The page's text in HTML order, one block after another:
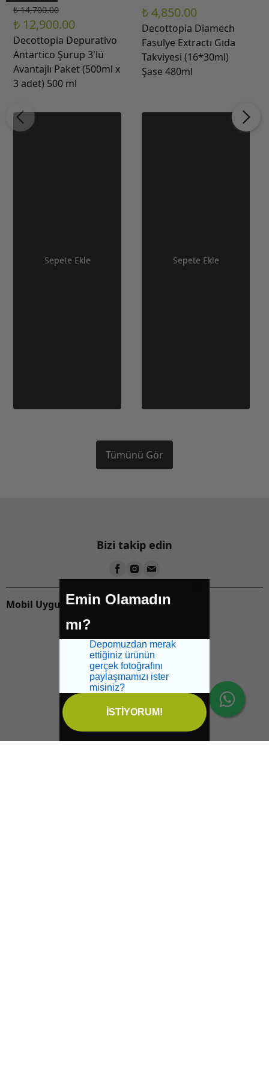
₺ 14,700.00
₺ 12,900.00
Decottopia Depurativo
Antartico Şurup 3'lü
Avantajlı Paket (500ml x
3 adet) 500 ml
Sepete Ekle
₺ 4,850.00
Decottopia Diamech
Fasulye Extractı Gıda
Takviyesi (16*30ml)
Şase 480ml
Sepete Ekle
Tümünü Gör
Bizi takip edin
Mobil Uygulamalarımızı İndirin:
Emin Olamadın
mı?
Depomuzdan merak
ettiğiniz ürünün
gerçek fotoğrafını
paylaşmamızı ister
misiniz?
İSTİYORUM!